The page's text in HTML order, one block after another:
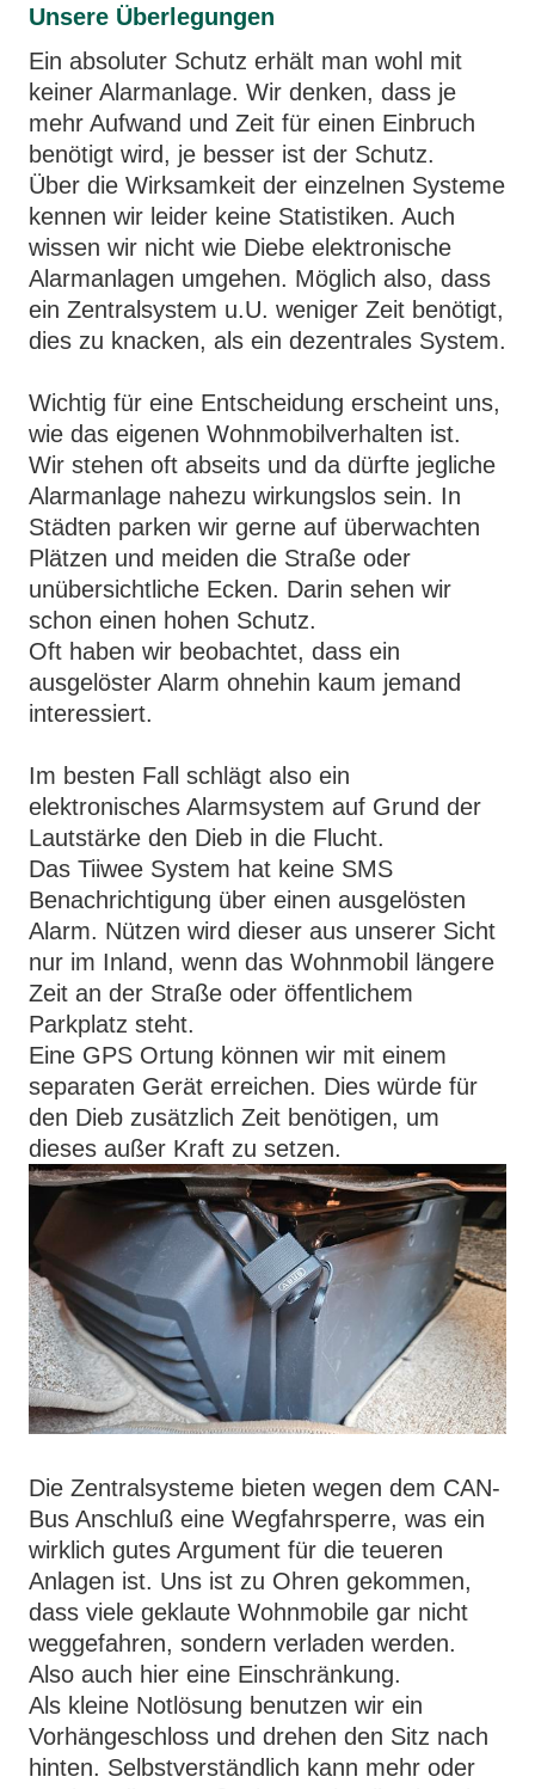
Unsere Überlegungen
Ein absoluter Schutz erhält man wohl mit
keiner Alarmanlage. Wir denken, dass je
mehr Aufwand und Zeit für einen Einbruch
benötigt wird, je besser ist der Schutz.
Über die Wirksamkeit der einzelnen Systeme
kennen wir leider keine Statistiken. Auch
wissen wir nicht wie Diebe elektronische
Alarmanlagen umgehen. Möglich also, dass
ein Zentralsystem u.U. weniger Zeit benötigt,
dies zu knacken, als ein dezentrales System.
Wichtig für eine Entscheidung erscheint uns,
wie das eigenen Wohnmobilverhalten ist.
Wir stehen oft abseits und da dürfte jegliche
Alarmanlage nahezu wirkungslos sein. In
Städten parken wir gerne auf überwachten
Plätzen und meiden die Straße oder
unübersichtliche Ecken. Darin sehen wir
schon einen hohen Schutz.
Oft haben wir beobachtet, dass ein
ausgelöster Alarm ohnehin kaum jemand
interessiert.
Im besten Fall schlägt also ein
elektronisches Alarmsystem auf Grund der
Lautstärke den Dieb in die Flucht.
Das Tiiwee System hat keine SMS
Benachrichtigung über einen ausgelösten
Alarm. Nützen wird dieser aus unserer Sicht
nur im Inland, wenn das Wohnmobil längere
Zeit an der Straße oder öffentlichem
Parkplatz steht.
Eine GPS Ortung können wir mit einem
separaten Gerät erreichen. Dies würde für
den Dieb zusätzlich Zeit benötigen, um
dieses außer Kraft zu setzen.
Die Zentralsysteme bieten wegen dem CAN-
Bus Anschluß eine Wegfahrsperre, was ein
wirklich gutes Argument für die teueren
Anlagen ist. Uns ist zu Ohren gekommen,
dass viele geklaute Wohnmobile gar nicht
weggefahren, sondern verladen werden.
Also auch hier eine Einschränkung.
Als kleine Notlösung benutzen wir ein
Vorhängeschloss und drehen den Sitz nach
hinten. Selbstverständlich kann mehr oder